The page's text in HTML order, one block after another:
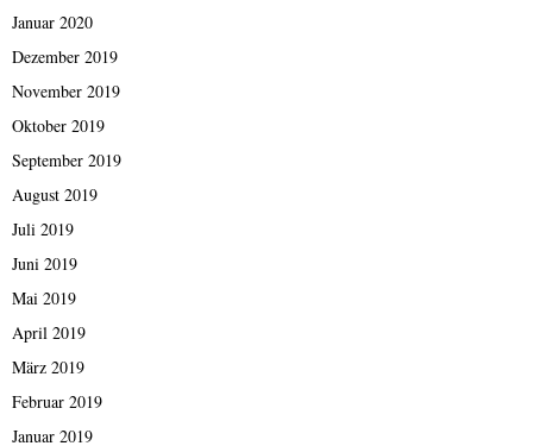
Januar 2020
Dezember 2019
November 2019
Oktober 2019
September 2019
August 2019
Juli 2019
Juni 2019
Mai 2019
April 2019
März 2019
Februar 2019
Januar 2019